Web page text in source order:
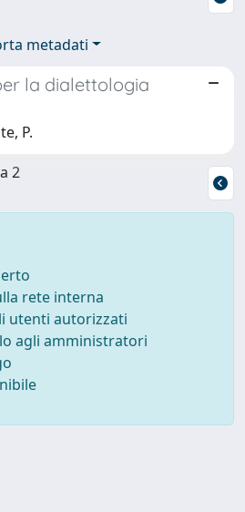
metadati
la dialettologia
P.
2
rete interna
utenti autorizzati
agli amministratori